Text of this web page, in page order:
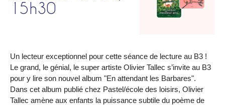
15h30
Un lecteur exceptionnel pour cette séance de lecture au B3 !
Le grand, le génial, le super artiste Olivier Tallec s’invite au B3
pour y lire son nouvel album "En attendant les Barbares".
Dans cet album publié chez Pastel/école des loisirs, Olivier
Tallec amène aux enfants la puissance subtile du poème de